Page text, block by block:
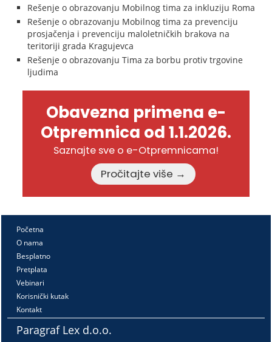
Rešenje o obrazovanju Mobilnog tima za inkluziju Roma
Rešenje o obrazovanju Mobilnog tima za prevenciju
prosjačenja i prevenciju maloletničkih brakova na
teritoriji grada Kragujevca
Rešenje o obrazovanju Tima za borbu protiv trgovine
ljudima
Obavezna primena e-
Otpremnica od 1.1.2026.
Saznajte sve o e-Otpremnicama!
Pročitajte više →
Početna
O nama
Besplatno
Pretplata
Vebinari
Korisnički kutak
Kontakt
Paragraf Lex d.o.o.